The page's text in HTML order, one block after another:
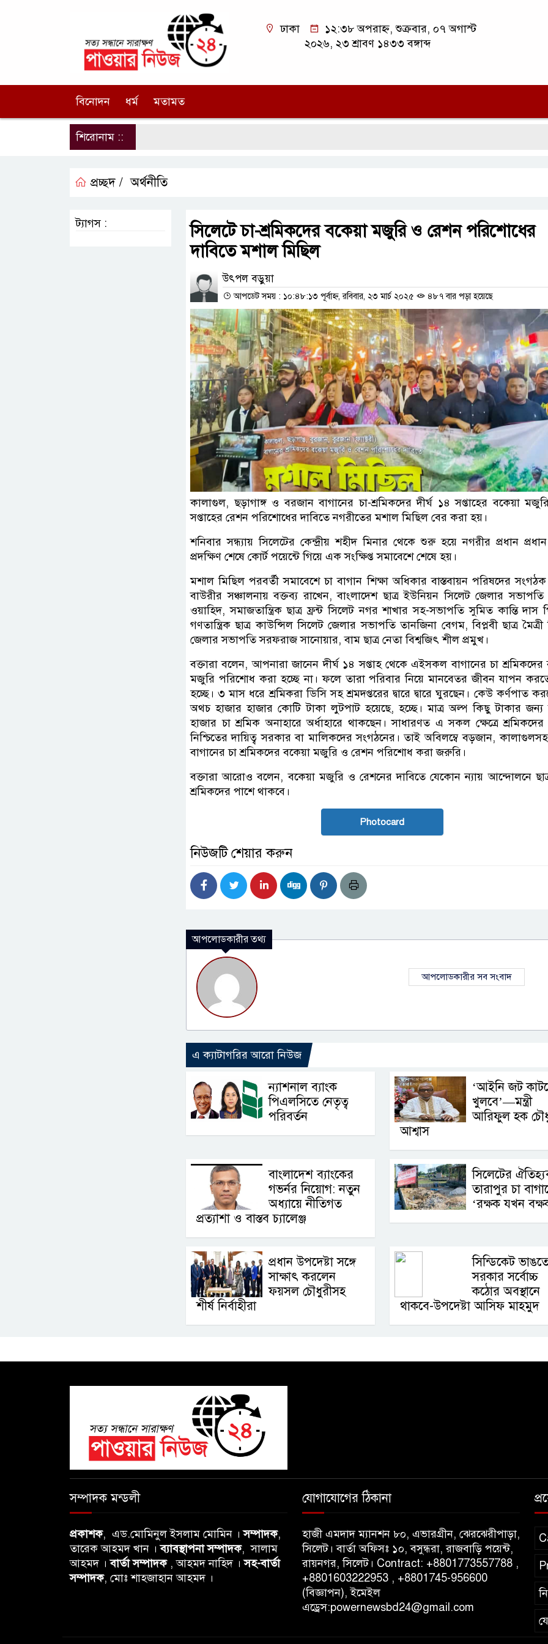
ঢাকা
১২:৩৮ অপরাহ্ন, শুক্রবার, ০৭ অগাস্ট
২০২৬, ২৩ শ্রাবণ ১৪৩৩ বঙ্গাব্দ
বিনোদন ধর্ম মতামত
শিরোনাম ::
প্রচ্ছদ / অর্থনীতি
সিলেটে চা-শ্রমিকদের বকেয়া মজুরি ও রেশন পরিশোধের
দাবিতে মশাল মিছিল
উৎপল বড়ুয়া
আপডেট সময় : ১০:৪৮:১৩ পূর্বাহ্ন, রবিবার, ২৩ মার্চ ২০২৫ ৪৮৭ বার পড়া হয়েছে
কালাগুল, ছড়াগাঙ্গ ও বরজান বাগানের চা-শ্রমিকদের দীর্ঘ ১৪ সপ্তাহের বকেয়া
সপ্তাহের রেশন পরিশোধের দাবিতে নগরীতের মশাল মিছিল বের করা হয়।
শনিবার সন্ধ্যায় সিলেটের কেন্দ্রীয় শহীদ মিনার থেকে শুরু হয়ে নগরীর প্রধান
প্রদক্ষিণ শেষে কোর্ট পয়েন্টে গিয়ে এক সংক্ষিপ্ত সমাবেশে শেষে হয়।
মশাল মিছিল পরবর্তী সমাবেশে চা বাগান শিক্ষা অধিকার বাস্তবায়ন পরিষদের
বাউরীর সঞ্চালনায় বক্তব্য রাখেন, বাংলাদেশ ছাত্র ইউনিয়ন সিলেট জেলার সভাপতি
ওয়াহিদ, সমাজতান্ত্রিক ছাত্র ফ্রন্ট সিলেট নগর শাখার সহ-সভাপতি সুমিত কান্তি দাস
গণতান্ত্রিক ছাত্র কাউন্সিল সিলেট জেলার সভাপতি তানজিনা বেগম, বিপ্লবী ছাত্র মৈত্রী
জেলার সভাপতি সরফরাজ সানোয়ার, বাম ছাত্র নেতা বিশ্বজিৎ শীল প্রমুখ।
বক্তারা বলেন, আপনারা জানেন দীর্ঘ ১৪ সপ্তাহ থেকে এইসকল বাগানের চা শ্রমিকদের
মজুরি পরিশোধ করা হচ্ছে না। ফলে তারা পরিবার নিয়ে মানবেতর জীবন যাপন
হচ্ছে। ৩ মাস ধরে শ্রমিকরা ডিসি সহ শ্রমদপ্তরের দ্বারে দ্বারে ঘুরছেন। কেউ কর্ণপাত
অথচ হাজার হাজার কোটি টাকা লুটপাট হয়েছে, হচ্ছে। মাত্র অল্প কিছু টাকার
হাজার চা শ্রমিক অনাহারে অর্ধাহারে থাকছেন। সাধারণত এ সকল ক্ষেত্রে
নিশ্চিতের দায়িত্ব সরকার বা মালিকদের সংগঠনের। তাই অবিলম্বে বড়জান,
বাগানের চা শ্রমিকদের বকেয়া মজুরি ও রেশন পরিশোধ করা জরুরি।
বক্তারা আরোও বলেন, বকেয়া মজুরি ও রেশনের দাবিতে যেকোন ন্যায় আন্দোলনে
শ্রমিকদের পাশে থাকবে।
Photocard
নিউজটি শেয়ার করুন
আপলোডকারীর তথ্য
আপলোডকারীর সব সংবাদ
এ ক্যাটাগরির আরো নিউজ
ন্যাশনাল ব্যাংক
পিএলসিতে নেতৃত্ব
পরিবর্তন
‘আইনি জট
খুলবে’—মন্ত্রী
আরিফুল হক
আশ্বাস
বাংলাদেশ ব্যাংকের
গভর্নর নিয়োগ: নতুন
অধ্যায়ে নীতিগত
প্রত্যাশা ও বাস্তব চ্যালেঞ্জ
সিলেটের
তারাপুর চা
‘রক্ষক যখন
প্রধান উপদেষ্টা সঙ্গে
সাক্ষাৎ করলেন
ফয়সল চৌধুরীসহ
শীর্ষ নির্বাহীরা
সিন্ডিকেট
সরকার সর্বোচ্চ
কঠোর অবস্থানে
থাকবে-উপদেষ্টা আসিফ মাহমুদ
ট্যাগস :
সম্পাদক মন্ডলী
প্রকাশক, এড.মোমিনুল ইসলাম মোমিন ।সম্পাদক,
তারেক আহমদ খান ।ব্যাবস্থাপনা সম্পাদক, সালাম
আহমদ ।বার্তা সম্পাদক, আহমদ নাহিদ ।সহ-বার্তা
সম্পাদক, মোঃ শাহজাহান আহমদ ।
যোগাযোগের ঠিকানা
হাজী এমদাদ ম্যানশন ৮০, এভারগ্রীন, ঝেরঝেরীপাড়া,
সিলেট। বার্তা অফিসঃ ১০, বসুন্ধরা, রাজবাড়ি পয়েন্ট,
রায়নগর, সিলেট। Contract: +8801773557788 ,
+8801603222953 , +8801745-956600
(বিজ্ঞাপন), ইমেইল
এড্রেস:powernewsbd24@gmail.com